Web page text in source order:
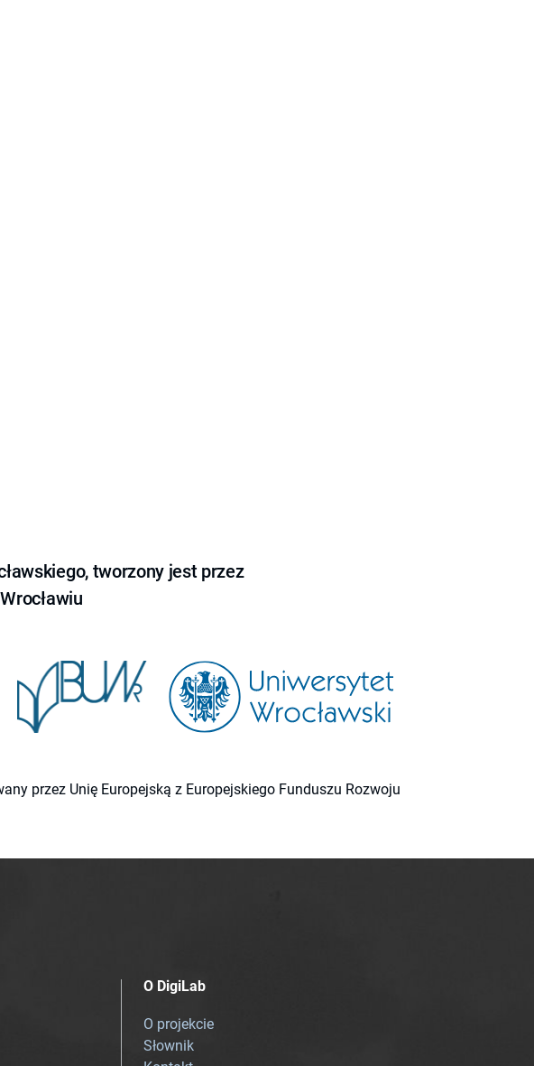
tworzony jest przez
przez Unię Europejską z Europejskiego Funduszu Rozwoju
O DigiLab
O projekcie
Słownik